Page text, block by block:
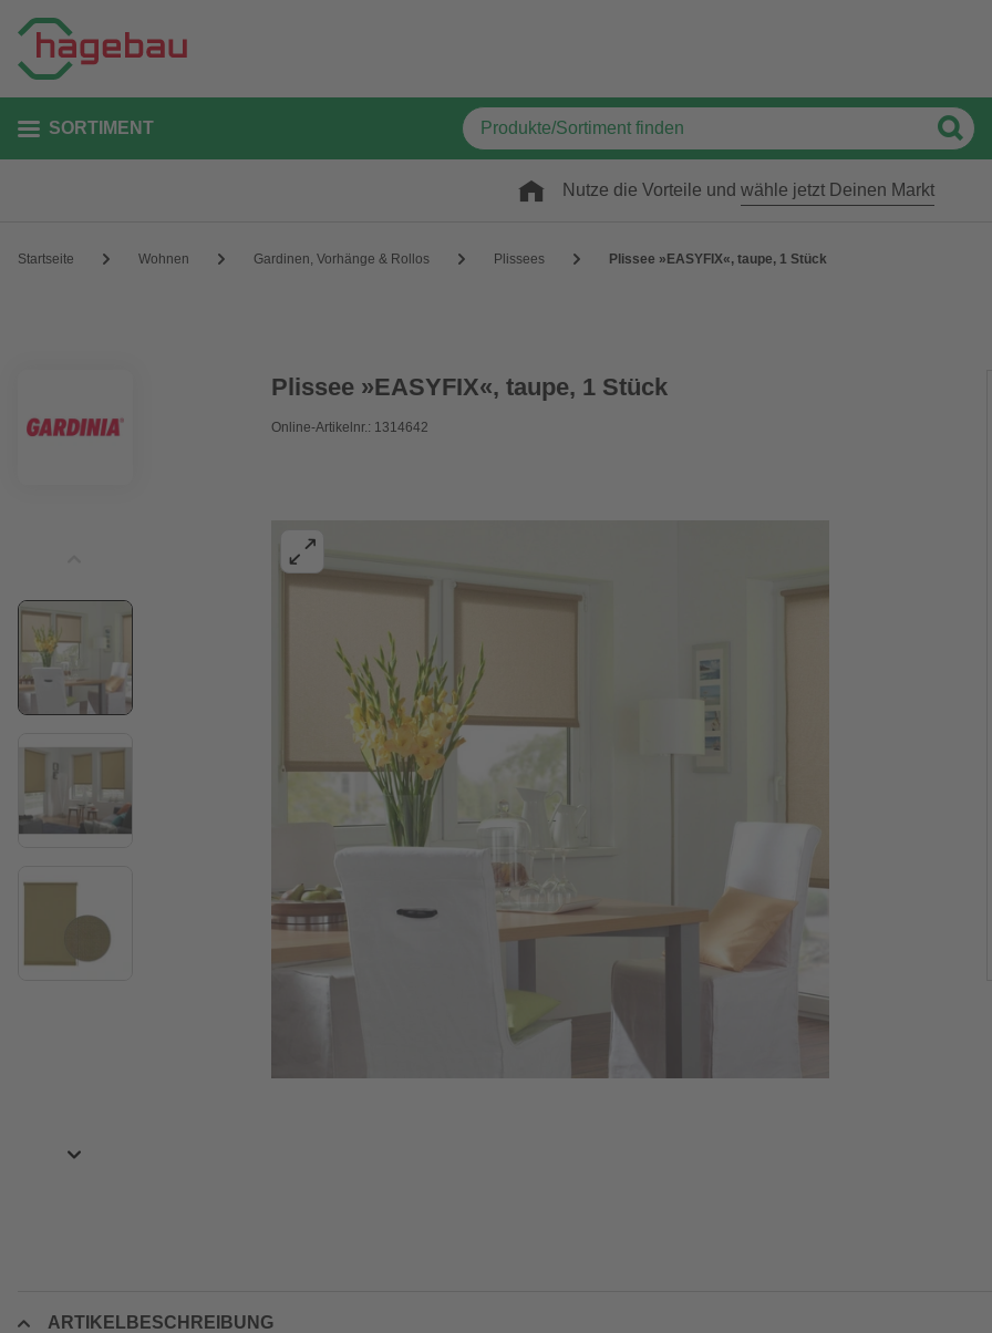
SORTIMENT
Nutze die Vorteile und wähle jetzt Deinen Markt
Startseite Wohnen Gardinen, Vorhänge & Rollos Plissees Plissee »EASYFIX«, taupe, 1 Stück
Plissee »EASYFIX«, taupe, 1 Stück
Online-Artikelnr.: 1314642
ARTIKELBESCHREIBUNG